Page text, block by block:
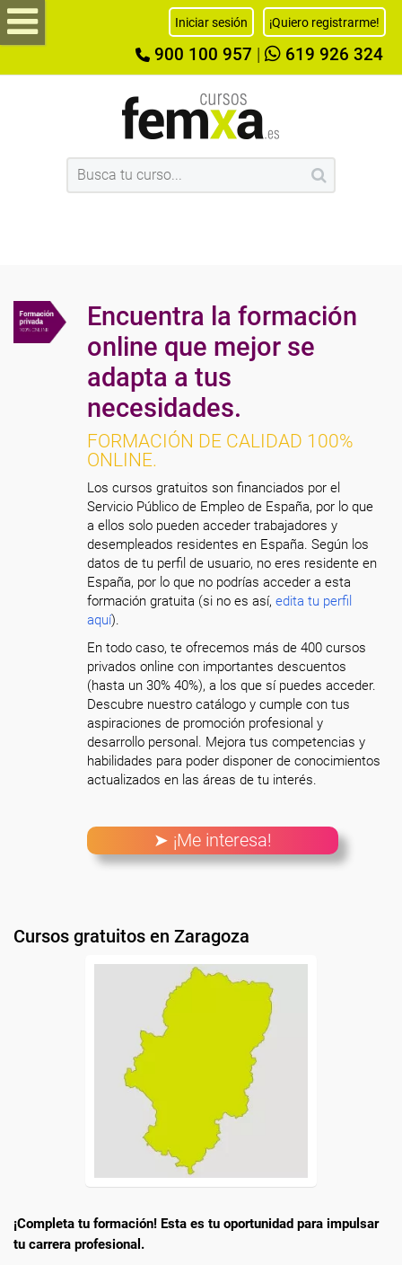
Iniciar sesión ¡Quiero registrarme!
900 100 957 619 926 324
Encuentra la formación
online que mejor se
adapta a tus
necesidades.
FORMACIÓN DE CALIDAD 100%
ONLINE.
Los cursos gratuitos son financiados por el
Servicio Público de Empleo de España, por lo que
a ellos solo pueden acceder trabajadores y
desempleados residentes en España. Según los
datos de tu perfil de usuario, no eres residente en
España, por lo que no podrías acceder a esta
formación gratuita (si no es así,edita tu perfil
aquí).
En todo caso, te ofrecemos más de 400 cursos
privados online con importantes descuentos
(hasta un 30% 40%), a los que sí puedes acceder.
Descubre nuestro catálogo y cumple con tus
aspiraciones de promoción profesional y
desarrollo personal. Mejora tus competencias y
habilidades para poder disponer de conocimientos
actualizados en las áreas de tu interés.
➤ ¡Me interesa!
Cursos gratuitos en Zaragoza
¡Completa tu formación! Esta es tu oportunidad para impulsar
tu carrera profesional.